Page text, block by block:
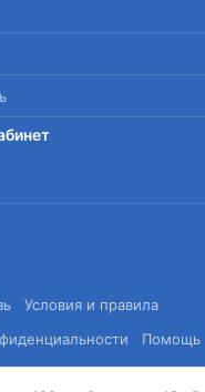
Условия и правила
Помощь